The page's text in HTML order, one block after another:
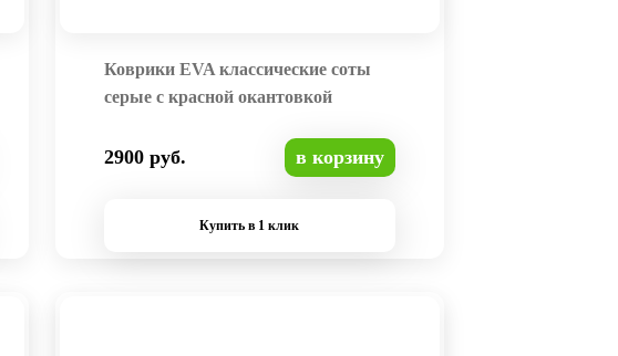
Коврики EVA классические соты
серые с красной окантовкой
2900 руб. в корзину
Купить в 1 клик